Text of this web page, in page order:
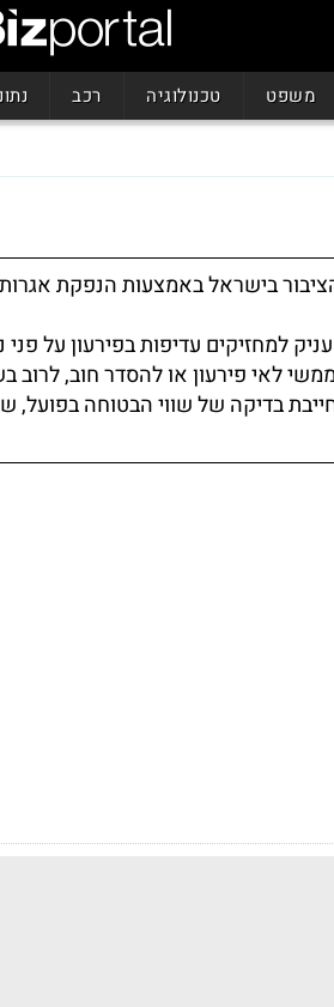
משפט טכנולוגיה רכב
בישראל באמצעות הנפקת
למחזיקים עדיפות בפירעון על
לאי פירעון או להסדר חוב, לרוב
בדיקה של שווי הבטוחה